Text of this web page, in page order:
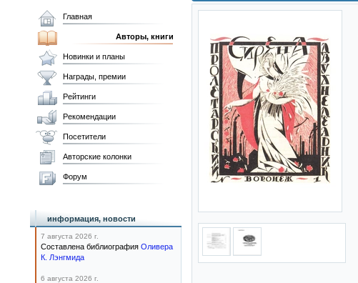
Главная
Авторы, книги
Новинки и планы
Награды, премии
Рейтинги
Рекомендации
Посетители
Авторские колонки
Форум
информация, новости
7 августа 2026 г.
Составлена библиография Оливера
К. Лэнгмида
6 августа 2026 г.